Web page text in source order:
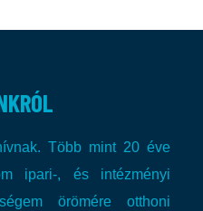
Több mint 20 éve
ipari-, és intézményi
örömére otthoni